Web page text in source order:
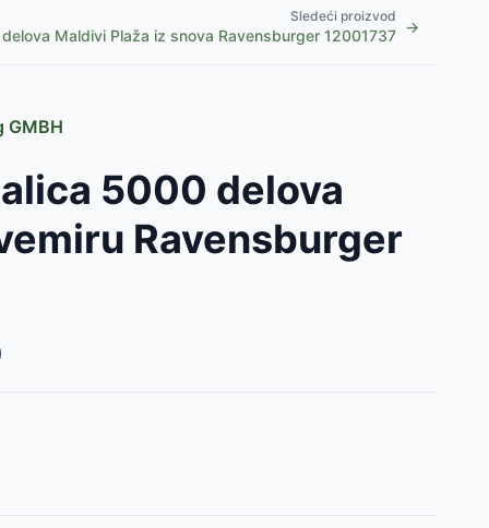
Sledeći proizvod
Maldivi Plaža iz snova Ravensburger 12001737 →
GMBH
5000 delova
Ravensburger